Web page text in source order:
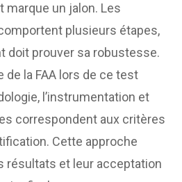
marque un jalon. Les
plusieurs étapes,
doit prouver sa robustesse.
de la FAA lors de ce test
l’instrumentation et
correspondent aux critères
Cette approche
résultats et leur acceptation